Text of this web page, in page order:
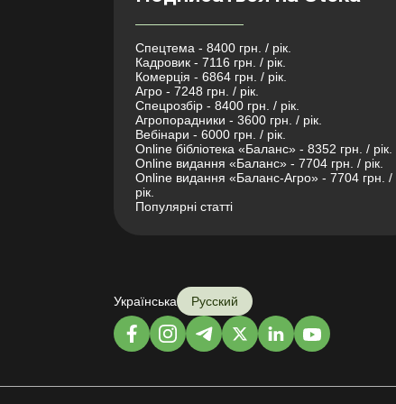
Спецтема - 8400 грн. / рік.
Кадровик - 7116 грн. / рік.
Комерція - 6864 грн. / рік.
Агро - 7248 грн. / рік.
Спецрозбір - 8400 грн. / рік.
Агропорадники - 3600 грн. / рік.
Вебінари - 6000 грн. / рік.
Online бібліотека «Баланс» - 8352 грн. / рік.
Online видання «Баланс» - 7704 грн. / рік.
Online видання «Баланс-Агро» - 7704 грн. /
рік.
Популярні статті
Українська Русский